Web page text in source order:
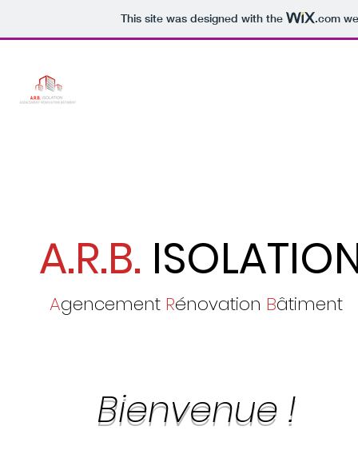
This site was designed with the .com
A.R.B.
Agencement Rénovation Bâtiment
Bienvenue !